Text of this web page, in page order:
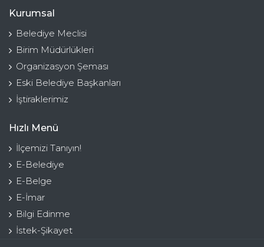
Kurumsal
Belediye Meclisi
Birim Müdürlükleri
Organizasyon Şeması
Eski Belediye Başkanları
İştiraklerimiz
Hızlı Menü
İlçemizi Tanıyın!
E-Belediye
E-Belge
E-İmar
Bilgi Edinme
İstek-Şikayet